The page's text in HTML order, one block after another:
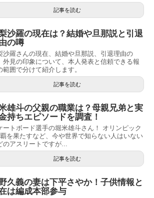
記事を読む
沙羅の現在は？結婚や旦那説と引退
の噂
沙羅さんの現在、結婚や旦那説、引退理由の
外見の印象について、本人発表と信頼できる報
範囲で分けて紹介します。
記事を読む
雄斗の父親の職業は？母親兄弟と実
持ちエピソードを調査！
ートボード選手の堀米雄斗さん！ オリンピック
を果たすなど、今や世界で知らない人はいない
のアスリートですが...
記事を読む
久義の妻は下平さやか！子供情報と
は編成本部参与